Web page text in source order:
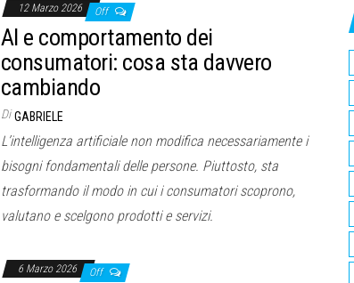
12 Marzo 2026 Off
AI e comportamento dei
consumatori: cosa sta davvero
cambiando
Di GABRIELE
L’intelligenza artificiale non modifica necessariamente i
bisogni fondamentali delle persone. Piuttosto, sta
trasformando il modo in cui i consumatori scoprono,
valutano e scelgono prodotti e servizi.
6 Marzo 2026 Off